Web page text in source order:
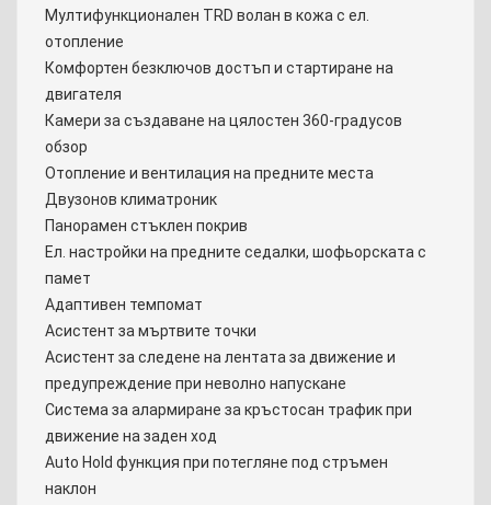
Мултифункционален TRD волан в кожа с ел.
отопление
Комфортен безключов достъп и стартиране на
двигателя
Камери за създаване на цялостен 360-градусов
обзор
Отопление и вентилация на предните места
Двузонов климатроник
Панорамен стъклен покрив
Ел. настройки на предните седалки, шофьорската с
памет
Адаптивен темпомат
Асистент за мъртвите точки
Асистент за следене на лентата за движение и
предупреждение при неволно напускане
Система за алармиране за кръстосан трафик при
движение на заден ход
Auto Hold функция при потегляне под стръмен
наклон